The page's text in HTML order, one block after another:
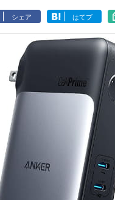
シェア はてブ